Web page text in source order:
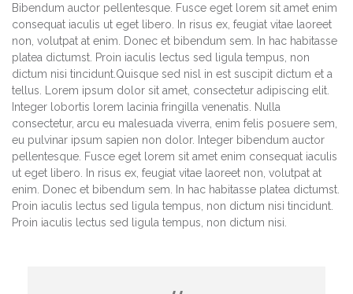
Bibendum auctor pellentesque. Fusce eget lorem sit amet enim
consequat iaculis ut eget libero. In risus ex, feugiat vitae laoreet
non, volutpat at enim. Donec et bibendum sem. In hac habitasse
platea dictumst. Proin iaculis lectus sed ligula tempus, non
dictum nisi tincidunt.Quisque sed nisl in est suscipit dictum et a
tellus. Lorem ipsum dolor sit amet, consectetur adipiscing elit.
Integer lobortis lorem lacinia fringilla venenatis. Nulla
consectetur, arcu eu malesuada viverra, enim felis posuere sem,
eu pulvinar ipsum sapien non dolor. Integer bibendum auctor
pellentesque. Fusce eget lorem sit amet enim consequat iaculis
ut eget libero. In risus ex, feugiat vitae laoreet non, volutpat at
enim. Donec et bibendum sem. In hac habitasse platea dictumst.
Proin iaculis lectus sed ligula tempus, non dictum nisi tincidunt.
Proin iaculis lectus sed ligula tempus, non dictum nisi.